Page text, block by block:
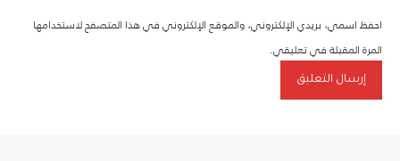
احفظ اسمي، بريدي الإلكتروني، والموقع الإلكتروني في هذا المتصفح لاستخدامها
المرة المقبلة في تعليقي.